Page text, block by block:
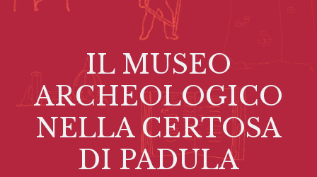
IL MUSEO
ARCHEOLOGICO
NELLA CERTOSA
DI PADULA